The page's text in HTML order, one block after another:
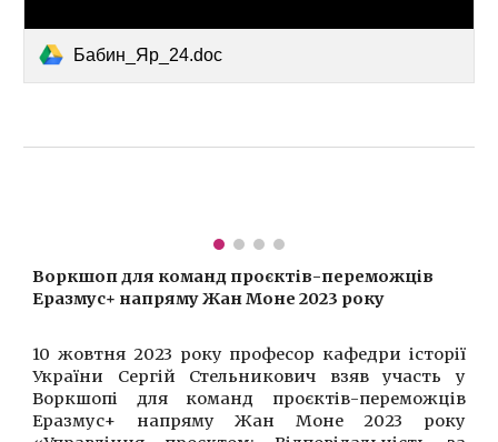
Бабин_Яр_24.doc
Воркшоп для команд проєктів-переможців
Еразмус+ напряму Жан Моне 2023 року
10 жовтня 2023 року професор кафедри історії
України Сергій Стельникович взяв участь у
Воркшопі для команд проєктів-переможців
Еразмус+ напряму Жан Моне 2023 року